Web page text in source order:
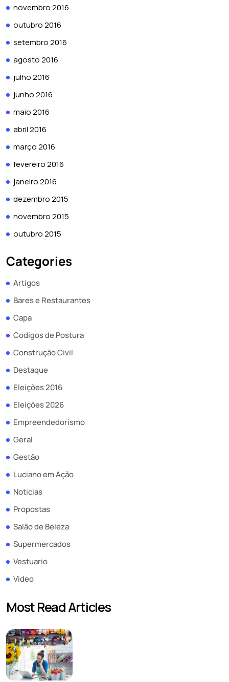
novembro 2016
outubro 2016
setembro 2016
agosto 2016
julho 2016
junho 2016
maio 2016
abril 2016
março 2016
fevereiro 2016
janeiro 2016
dezembro 2015
novembro 2015
outubro 2015
Categories
Artigos
Bares e Restaurantes
Capa
Codigos de Postura
Construção Civil
Destaque
Eleições 2016
Eleições 2026
Empreendedorismo
Geral
Gestão
Luciano em Ação
Noticias
Propostas
Salão de Beleza
Supermercados
Vestuario
Video
Most Read Articles